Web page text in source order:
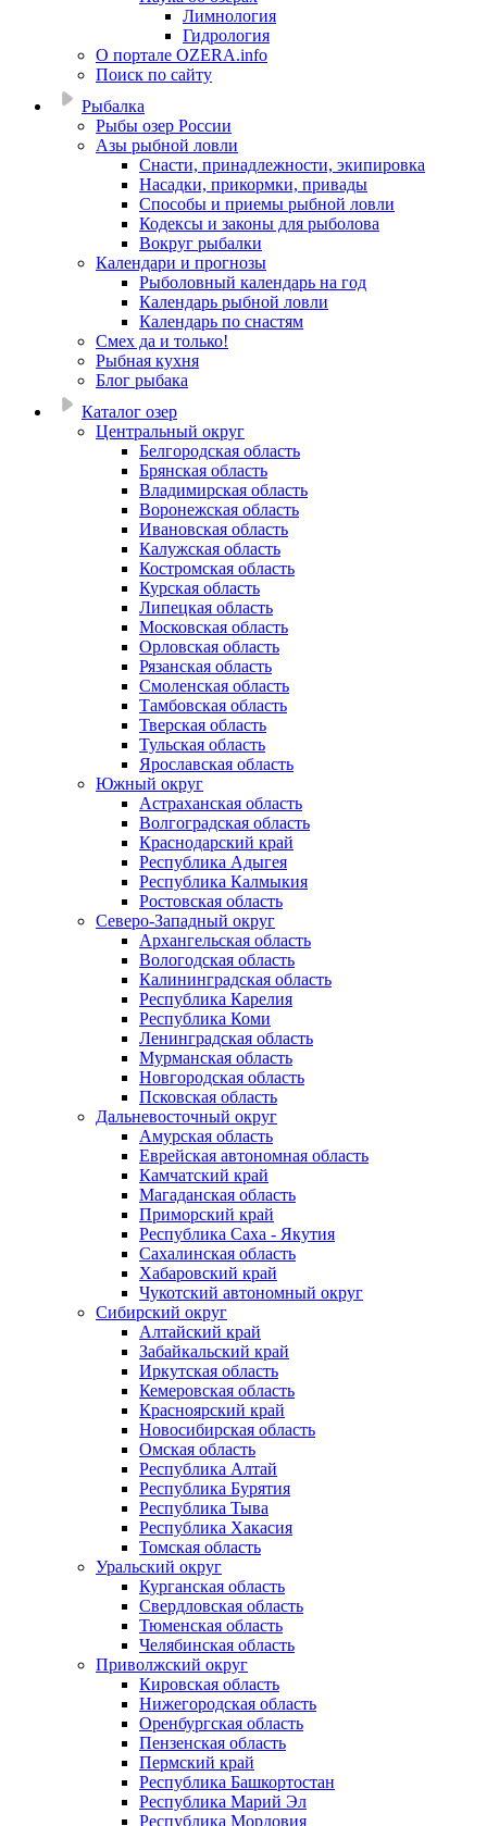
Лимнология
Гидрология
О портале OZERA.info
Поиск по сайту
Рыбалка
Рыбы озер России
Азы рыбной ловли
Снасти, принадлежности, экипировка
Насадки, прикормки, привады
Способы и приемы рыбной ловли
Кодексы и законы для рыболова
Вокруг рыбалки
Календари и прогнозы
Рыболовный календарь на год
Календарь рыбной ловли
Календарь по снастям
Смех да и только!
Рыбная кухня
Блог рыбака
Каталог озер
Центральный округ
Белгородская область
Брянская область
Владимирская область
Воронежская область
Ивановская область
Калужская область
Костромская область
Курская область
Липецкая область
Московская область
Орловская область
Рязанская область
Смоленская область
Тамбовская область
Тверская область
Тульская область
Ярославская область
Южный округ
Астраханская область
Волгоградская область
Краснодарский край
Республика Адыгея
Республика Калмыкия
Ростовская область
Северо-Западный округ
Архангельская область
Вологодская область
Калининградская область
Республика Карелия
Республика Коми
Ленинградская область
Мурманская область
Новгородская область
Псковская область
Дальневосточный округ
Амурская область
Еврейская автономная область
Камчатский край
Магаданская область
Приморский край
Республика Саха - Якутия
Сахалинская область
Хабаровский край
Чукотский автономный округ
Сибирский округ
Алтайский край
Забайкальский край
Иркутская область
Кемеровская область
Красноярский край
Новосибирская область
Омская область
Республика Алтай
Республика Бурятия
Республика Тыва
Республика Хакасия
Томская область
Уральский округ
Курганская область
Свердловская область
Тюменская область
Челябинская область
Приволжский округ
Кировская область
Нижегородская область
Оренбургская область
Пензенская область
Пермский край
Республика Башкортостан
Республика Марий Эл
Республика Мордовия